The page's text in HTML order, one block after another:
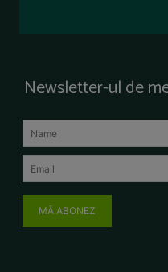
Newsletter-ul de
MĂ ABONEZ